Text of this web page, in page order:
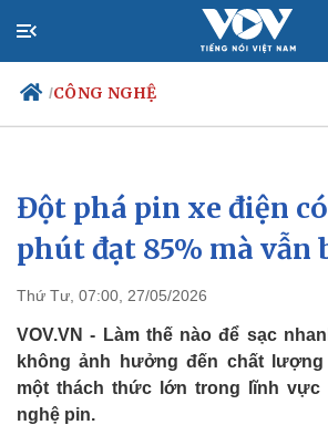
/CÔNG NGHỆ
Chính trị
Đảng
Tổ chức nhân sự
Nhận diện sự thật
Xã hội
Tin 24h
Dự báo
Việc làm
Biển đảo
Đột phá pin xe điện
phút đạt 85% mà vẫn
Thứ Tư, 07:00, 27/05/2026
VOV.VN - Làm thế nào để sạc
không ảnh hưởng đến chất
một thách thức lớn trong lĩnh vực
nghệ pin.